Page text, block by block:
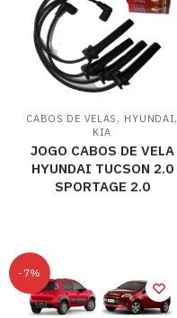
CABOS DE VELAS , HYUNDAI,
KIA
JOGO CABOS DE VELA
HYUNDAI TUCSON 2.0
SPORTAGE 2.0
-7%